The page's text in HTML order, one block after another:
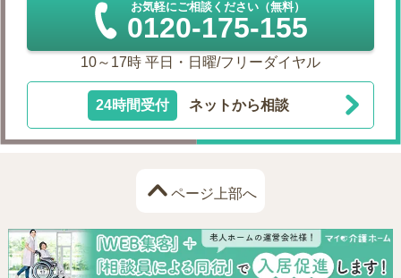
お気軽にご相談ください（無料）
0120-175-155
10～17時 平日・日曜/フリーダイヤル
24時間受付 ネットから相談
ページ上部へ